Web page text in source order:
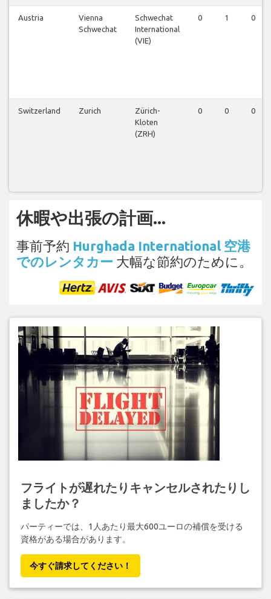
Austria
Vienna
Schwechat
Schwechat
International
(VIE)
0 1 0
Switzerland Zurich
Zürich-
Kloten
(ZRH)
0 0 0
休暇や出張の計画...
事前予約 Hurghada International 空港
でのレンタカー 大幅な節約のために。
フライトが遅れたりキャンセルされたりし
ましたか？
パーティーでは、1人あたり最大600ユーロの補償を受ける
資格がある場合があります。
今すぐ請求してください！